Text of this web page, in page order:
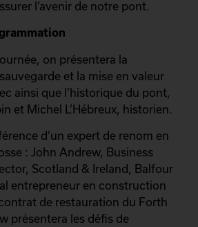
l’avenir de notre pont.
on présentera la
et la mise en valeur
ainsi que l’historique du pont,
et Michel L’Hébreux, historien.
d’un expert de renom en
: John Andrew, Business
Scotland & Ireland, Balfour
entrepreneur en construction
de restauration du Forth
présentera les défis de